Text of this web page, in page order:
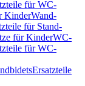
für WC-
KinderWand-
für Stand-
für KinderWC-
für WC-
Ersatzteile